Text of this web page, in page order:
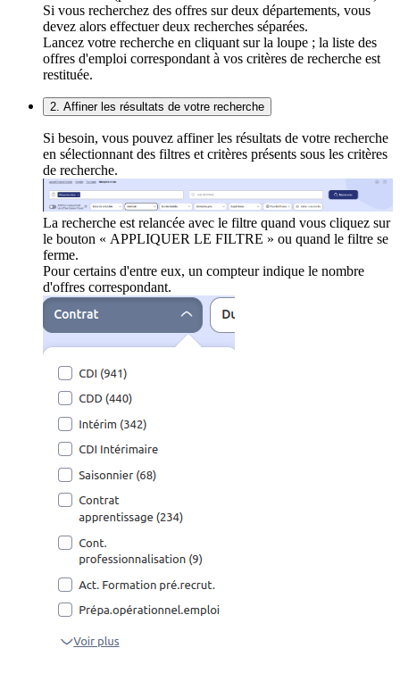
Si vous recherchez des offres sur deux départements, vous
devez alors effectuer deux recherches séparées.
Lancez votre recherche en cliquant sur la loupe ; la liste des
offres d'emploi correspondant à vos critères de recherche est
restituée.
2. Affiner les résultats de votre recherche
Si besoin, vous pouvez affiner les résultats de votre recherche
en sélectionnant des filtres et critères présents sous les critères
de recherche.
La recherche est relancée avec le filtre quand vous cliquez sur
le bouton « APPLIQUER LE FILTRE » ou quand le filtre se
ferme.
Pour certains d'entre eux, un compteur indique le nombre
d'offres correspondant.